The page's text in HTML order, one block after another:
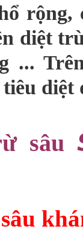
rộng,
diệt
...
diệt